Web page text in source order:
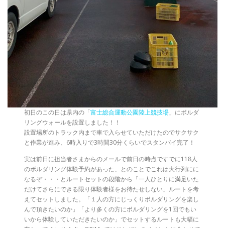
初日のこの日は県内の「富士総合運動公園陸上競技場 」にボルダ
リングウォールを設置しました！！
設置場所のトラック内まで車で入らせていただけたのでサクサク
と作業が進み、6時入りで3時間30分くらいでスタンバイ完了！
実は前日に担当者さまからのメールで前日の時点ですでに118人
のボルダリング体験予約があった、とのことでこれは大行列にに
なるぞ・・・とルートセットの段階から「一人ひとりに満足いた
だけてさらにできる限り体験者様をお待たせしない」ルートを考
えてセットしました。「１人の方にじっくりボルダリングを楽し
んで頂きたいのか」「より多くの方にボルダリングを1回でもい
いから体験していただきたいのか」でセットするルートも大幅に